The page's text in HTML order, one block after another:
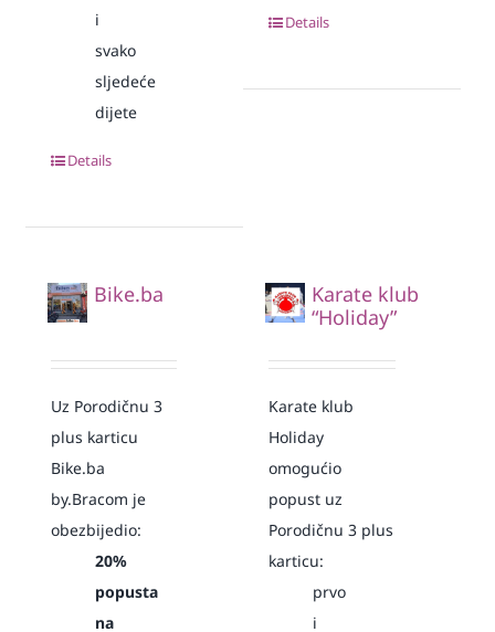
i
svako
sljedeće
dijete
Details
Details
Bike.ba
Uz Porodičnu 3
plus karticu
Bike.ba
by.Bracom je
obezbijedio:
20%
popusta
na
Karate klub
“Holiday”
Karate klub
Holiday
omogućio
popust uz
Porodičnu 3 plus
karticu:
prvo
i